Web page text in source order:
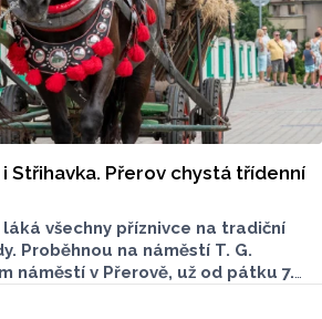
Střihavka. Přerov chystá třídenní
láká všechny příznivce na tradiční
Proběhnou na náměstí T. G.
náměstí v Přerově, už od pátku 7.